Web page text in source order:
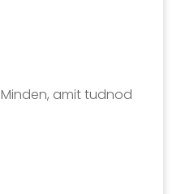
amit tudnod